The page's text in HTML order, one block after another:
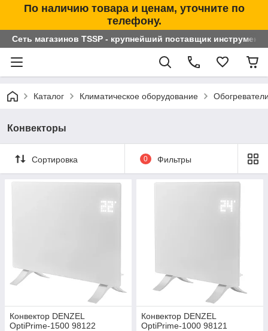
По наличию товара и ценам, уточните по
телефону.
Сеть магазинов TSSP - крупнейший поставщик
Каталог Климатическое оборудование
Конвекторы
Сортировка 0 Фильтры
Конвектор DENZEL
OptiPrime-1500 98122
Конвектор DENZEL
OptiPrime-1000 98121